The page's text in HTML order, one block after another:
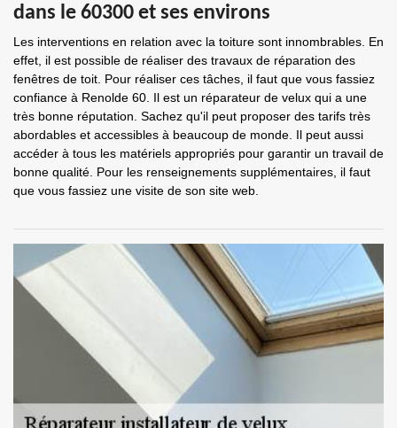
dans le 60300 et ses environs
Les interventions en relation avec la toiture sont innombrables. En
effet, il est possible de réaliser des travaux de réparation des
fenêtres de toit. Pour réaliser ces tâches, il faut que vous fassiez
confiance à Renolde 60. Il est un réparateur de velux qui a une
très bonne réputation. Sachez qu'il peut proposer des tarifs très
abordables et accessibles à beaucoup de monde. Il peut aussi
accéder à tous les matériels appropriés pour garantir un travail de
bonne qualité. Pour les renseignements supplémentaires, il faut
que vous fassiez une visite de son site web.